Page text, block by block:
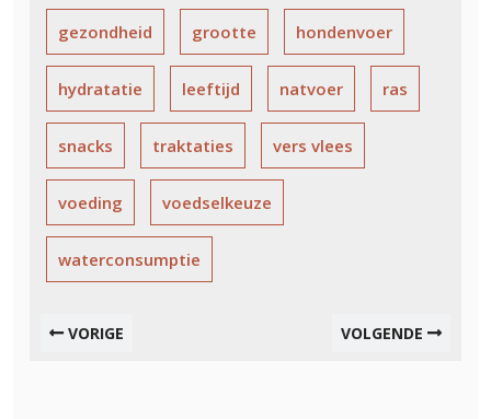
gezondheid grootte hondenvoer
hydratatie leeftijd natvoer ras
snacks traktaties vers vlees
voeding voedselkeuze
waterconsumptie
VORIGE VOLGENDE